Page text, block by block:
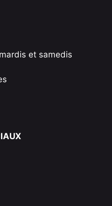
et samedis